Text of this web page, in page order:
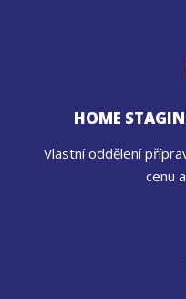
HOME
Vlastní oddělení
cenu